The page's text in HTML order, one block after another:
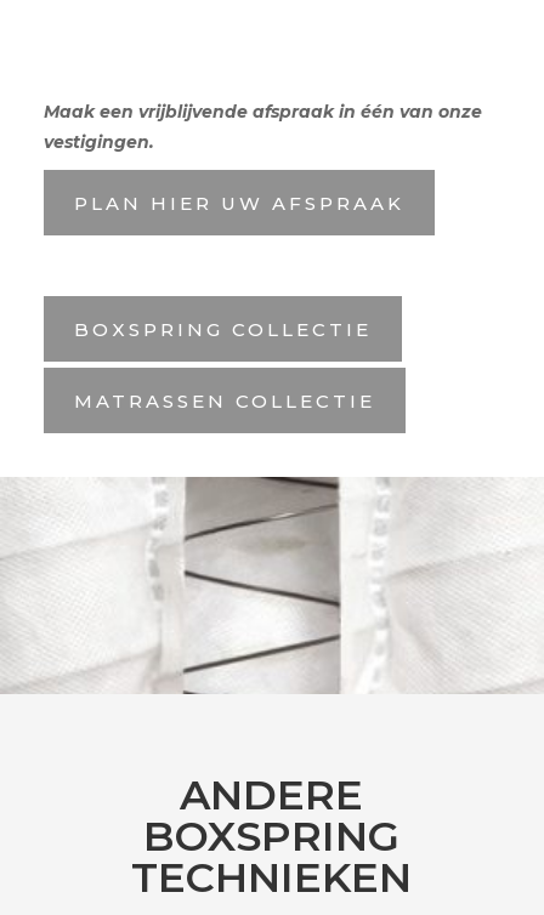
Maak een vrijblijvende afspraak in één van onze
vestigingen.
PLAN HIER UW AFSPRAAK
BOXSPRING COLLECTIE
MATRASSEN COLLECTIE
ANDERE
BOXSPRING
TECHNIEKEN